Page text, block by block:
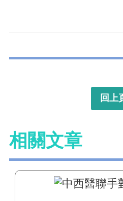
回上
相關文章